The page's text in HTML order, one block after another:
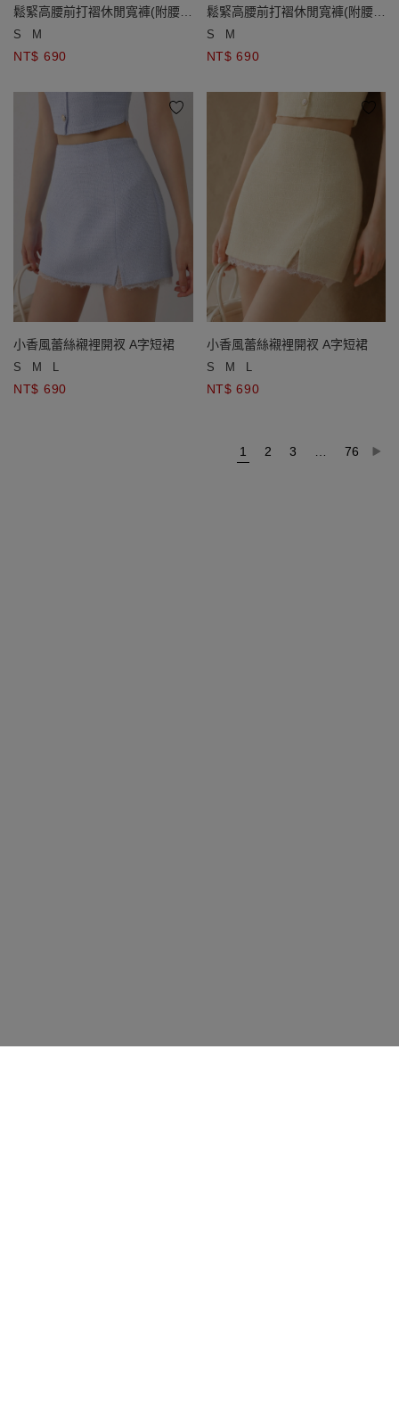
鬆緊高腰前打褶休閒寬褲(附腰
帶)
S M
NT$ 690
鬆緊高腰前打褶休閒寬褲(附腰
帶)
S M
NT$ 690
小香風蕾絲襯裡開衩 A字短裙
S M L
NT$ 690
小香風蕾絲襯裡開衩 A字短裙
S M L
NT$ 690
1 2 3 76